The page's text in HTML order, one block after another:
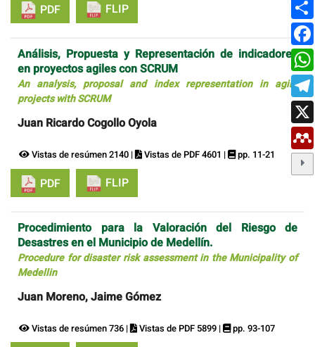
PDF FLIP
Análisis, Propuesta y Representación de indicadores
en proyectos agiles con SCRUM
An analysis, proposal and index representation in agile
projects with SCRUM
Juan Ricardo Cogollo Oyola
Vistas de resúmen 2140 | Vistas de PDF 4601 | pp. 11-21
PDF FLIP
Procedimiento para la Valoración del Riesgo de
Desastres en el Municipio de Medellín.
Procedure for disaster risk assessment in the Municipality of
Medellin
Juan Moreno, Jaime Gómez
Vistas de resúmen 736 | Vistas de PDF 5899 | pp. 93-107